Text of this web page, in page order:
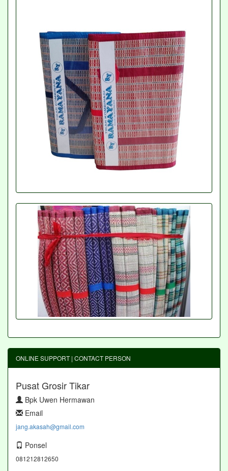
ONLINE SUPPORT | CONTACT PERSON
Pusat Grosir Tikar
Bpk Uwen Hermawan
Email
jang.akasah@gmail.com
Ponsel
081212812650